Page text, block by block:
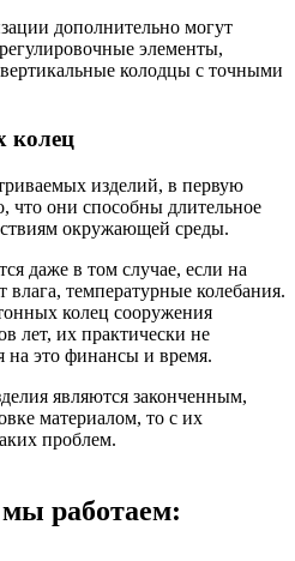
дополнительно могут
элементы,
колодцы с точными
колец
изделий, в первую
что они способны длительное
окружающей среды.
даже в том случае, если на
влага, температурные колебания.
колец сооружения
лет, их практически не
на это финансы и время.
являются законченным,
материалом, то с их
проблем.
работаем: